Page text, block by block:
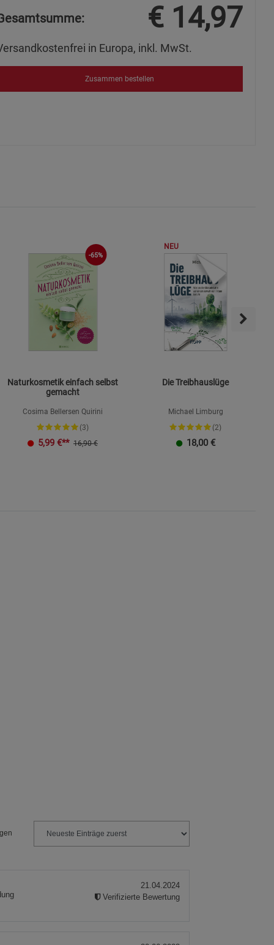
€ 14,97
in Europa, inkl. MwSt.
Zusammen bestellen
-65%
Naturkosmetik einfach selbst
gemacht
Cosima Bellersen Quirini
(3)
5,99 €** 16,90 €
NEU
Die Treibhauslüge
Michael Limburg
(2)
18,00 €
21.04.2024
Verifizierte Bewertung